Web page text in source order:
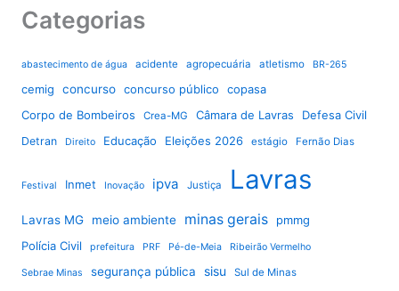
Categorias
abastecimento de água acidente agropecuária atletismo BR-265
cemig concurso concurso público
copasa
Corpo de Bombeiros
Crea-MG Câmara de Lavras Defesa Civil
Detran Direito Educação Eleições 2026 estágio Fernão Dias
Festival Inmet Inovação ipva Justiça Lavras
Lavras MG meio ambiente minas gerais
pmmg
Polícia Civil
prefeitura PRF Pé-de-Meia Ribeirão Vermelho
Sebrae Minas segurança pública sisu Sul de Minas